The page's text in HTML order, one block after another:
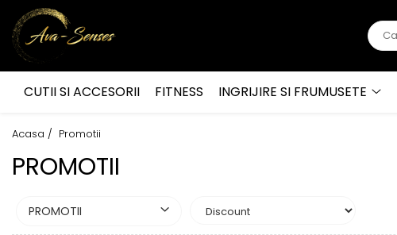
Ingrijire Corporala
CUTII SI ACCESORII FITNESS INGRIJIRE SI FRUMUSETE
Acasa / Promotii
PROMOTII
PROMOTII